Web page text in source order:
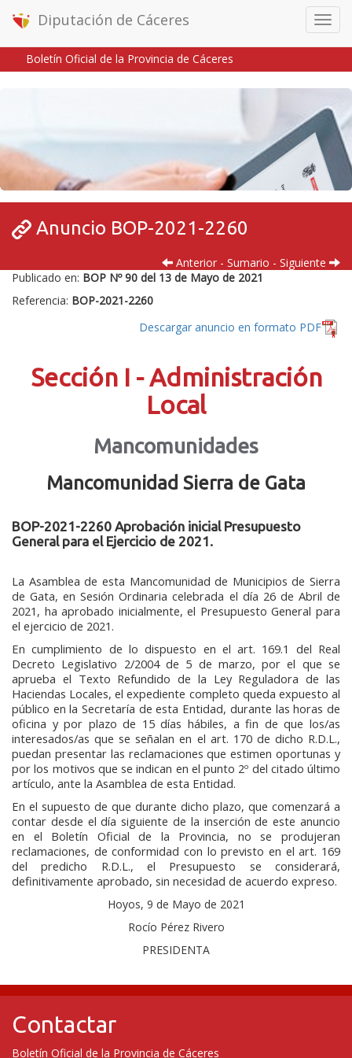
Menú
móvil
Diputación de Cáceres
Boletín Oficial de la Provincia de Cáceres
Anuncio BOP-2021-2260
Anterior - Sumario - Siguiente
Publicado en: BOP Nº 90 del 13 de Mayo de 2021
Referencia: BOP-2021-2260
Descargar anuncio en formato PDF
Sección I - Administración
Local
Mancomunidades
Mancomunidad Sierra de Gata
BOP-2021-2260 Aprobación inicial Presupuesto
General para el Ejercicio de 2021.
La Asamblea de esta Mancomunidad de Municipios de Sierra
de Gata, en Sesión Ordinaria celebrada el día 26 de Abril de
2021, ha aprobado inicialmente, el Presupuesto General para
el ejercicio de 2021.
En cumplimiento de lo dispuesto en el art. 169.1 del Real
Decreto Legislativo 2/2004 de 5 de marzo, por el que se
aprueba el Texto Refundido de la Ley Reguladora de las
Haciendas Locales, el expediente completo queda expuesto al
público en la Secretaría de esta Entidad, durante las horas de
oficina y por plazo de 15 días hábiles, a fin de que los/as
interesados/as que se señalan en el art. 170 de dicho R.D.L.,
puedan presentar las reclamaciones que estimen oportunas y
por los motivos que se indican en el punto 2º del citado último
artículo, ante la Asamblea de esta Entidad.
En el supuesto de que durante dicho plazo, que comenzará a
contar desde el día siguiente de la inserción de este anuncio
en el Boletín Oficial de la Provincia, no se produjeran
reclamaciones, de conformidad con lo previsto en el art. 169
del predicho R.D.L., el Presupuesto se considerará,
definitivamente aprobado, sin necesidad de acuerdo expreso.
Hoyos, 9 de Mayo de 2021
Rocío Pérez Rivero
PRESIDENTA
Contactar
Boletín Oficial de la Provincia de Cáceres